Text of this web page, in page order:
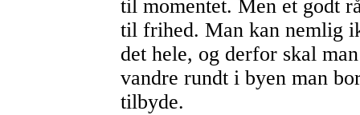
til momentet. Men et godt
til frihed. Man kan nemlig
det hele, og derfor skal
vandre rundt i byen man
tilbyde.